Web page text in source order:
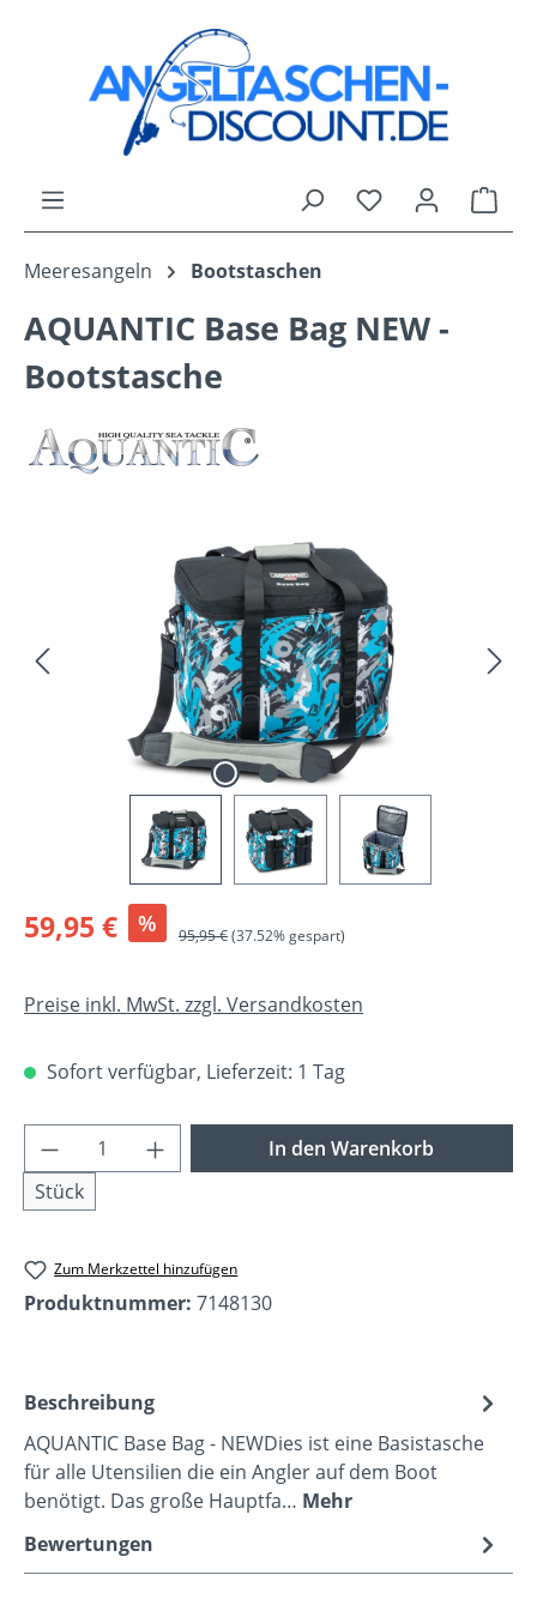
Zum Hauptinhalt springen
Du hast 0
Meeresangeln Bootstaschen
AQUANTIC Base Bag NEW -
Bootstasche
Verkaufspreis:
59,95 € % Regulärer Preis:
95,95 €(37.52% gespart)
Preise inkl. MwSt. zzgl. Versandkosten
Sofort verfügbar, Lieferzeit: 1 Tag
Produkt Anzahl: Gib den gewünschten
Stück
In den Warenkorb
Zum Merkzettel hinzufügen
Produktnummer: 7148130
Beschreibung
AQUANTIC Base Bag - NEWDies ist eine Basistasche
für alle Utensilien die ein Angler auf dem Boot
benötigt. Das große Hauptfa… Mehr
Bewertungen